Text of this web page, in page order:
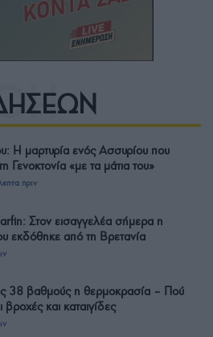
Η μαρτυρία ενός Ασσυρίου που
Γενοκτονία «με τα μάτια του»
πριν
Στον εισαγγελέα σήμερα η
εκδόθηκε από τη Βρετανία
38 βαθμούς η θερμοκρασία – Πού
βροχές και καταιγίδες